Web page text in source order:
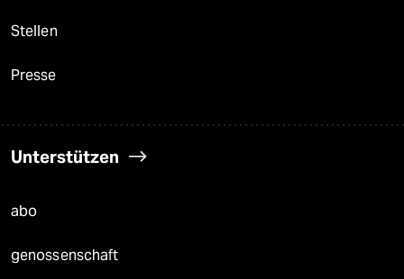
Stellen
Presse
Unterstützen
abo
genossenschaft